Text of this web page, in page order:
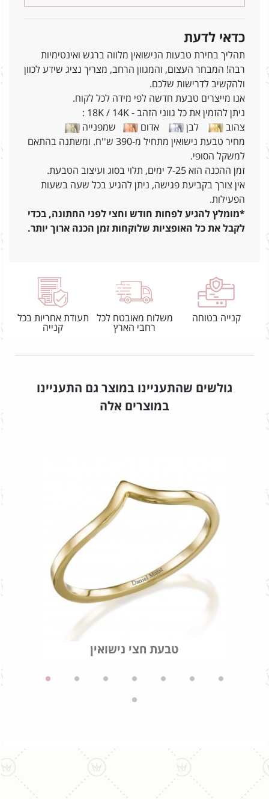
כדאי לדעת
תהליך בחירת טבעות הנישואין מלווה ברגש ואינטימיות
רבה! המבחר העצום, והמגוון הרחב, מצריך נציג שידע לכוון
ולהקשיב לדרישות שלכם.
אנו מייצרים טבעת חדשה לפי מידה לכל לקוח.
ניתן להזמין את כל גווני הזהב - 18K / 14K :
צהוב
לבן אדום
שמפנייה
מחיר טבעת נישואין מתחיל מ-390 ש''ח. ומשתנה בהתאם
למשקל הסופי.
זמן ההכנה הוא 7-25 ימים, תלוי בסוג ועיצוב הטבעת.
אין צורך בקביעת פגישה, ניתן להגיע בכל שעה בשעות
הפעילות.
*מומלץ להגיע לפחות חודש וחצי לפני החתונה, בכדי
לקבל את כל האופציות שלוקחות זמן הכנה ארוך יותר.
קנייה בטוחה
משלוח מאובטח לכל
רחבי הארץ
תעודת אחריות בכל
קנייה
גולשים שהתעניינו במוצר גם התעניינו
במוצרים אלה
טבעת חצי נישואין